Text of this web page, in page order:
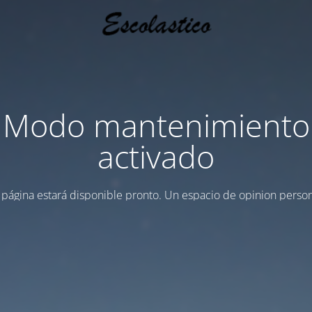
Modo mantenimiento
activado
estará disponible pronto. Un espacio de opinion